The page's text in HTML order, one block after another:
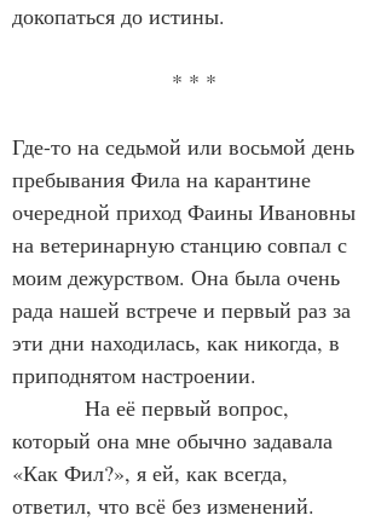
докопаться до истины.
* * *
Где-то на седьмой или восьмой день
пребывания Фила на карантине
очередной приход Фаины Ивановны
на ветеринарную станцию совпал с
моим дежурством. Она была очень
рада нашей встрече и первый раз за
эти дни находилась, как никогда, в
приподнятом настроении.
который она мне обычно задавала
«Как Фил?», я ей, как всегда,
ответил, что всё без изменений.